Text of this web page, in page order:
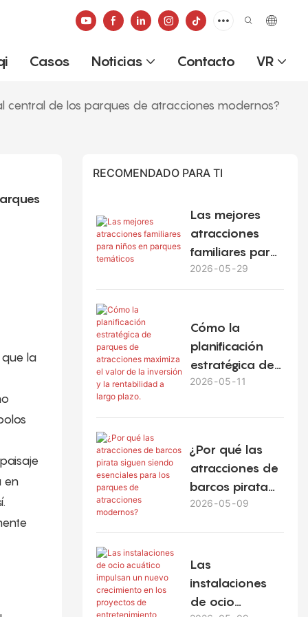
Casos Noticias Contacto VR
central de los parques de atracciones modernos?
la
en
RECOMENDADO PARA TI
Las mejores
atracciones
familiares para
niños en
2026 05 29
Cómo la
planificación
estratégica de
parques de
inversión y la
rentabilidad a
largo plazo.
2026 05 11
¿Por qué las
atracciones de
barcos pirata
siguen siendo
atracciones
modernos?
2026 05 09
Las
instalaciones
de ocio